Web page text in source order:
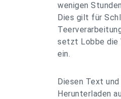
wenigen
Dies gilt für
setzt Lobbe die
ein.
Diesen Text
Herunterladen